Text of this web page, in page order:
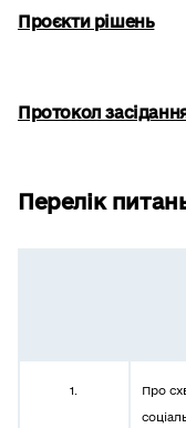
Проєкти рішень
Протокол
Перелік
1.
Про